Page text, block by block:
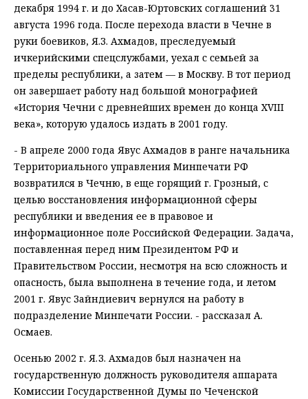
декабря 1994 г. и до Хасав-Юртовских соглашений 31
августа 1996 года. После перехода власти в Чечне в
руки боевиков, Я.З. Ахмадов, преследуемый
ичкерийскими спецслужбами, уехал с семьей за
пределы республики, а затем — в Москву. В тот период
он завершает работу над большой монографией
«История Чечни с древнейших времен до конца XVIII
века», которую удалось издать в 2001 году.
- В апреле 2000 года Явус Ахмадов в ранге начальника
Территориального управления Минпечати РФ
возвратился в Чечню, в еще горящий г. Грозный, с
целью восстановления информационной сферы
республики и введения ее в правовое и
информационное поле Российской Федерации. Задача,
поставленная перед ним Президентом РФ и
Правительством России, несмотря на всю сложность и
опасность, была выполнена в течение года, и летом
2001 г. Явус Зайндиевич вернулся на работу в
подразделение Минпечати России. - рассказал А.
Осмаев.
Осенью 2002 г. Я. З. Ахмадов был назначен на
государственную должность руководителя аппарата
Комиссии Государственной Думы по Чеченской